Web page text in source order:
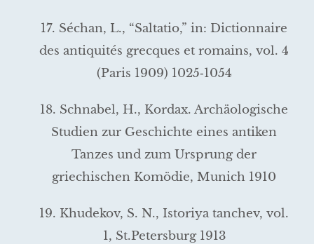
17. Séchan, L., “Saltatio,” in: Dictionnaire
des antiquités grecques et romains, vol. 4
(Paris 1909) 1025‑1054
18. Schnabel, H., Kordax. Archäologische
Studien zur Geschichte eines antiken
Tanzes und zum Ursprung der
griechischen Komödie, Munich 1910
19. Khudekov, S. N., Istoriya tanchev, vol.
1, St.Petersburg 1913